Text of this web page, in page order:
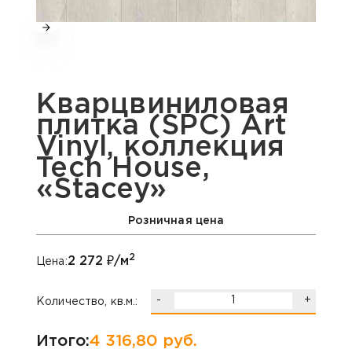
Кварцвиниловая
плитка (SPC) Art
Vinyl, коллекция
Tech House,
«Stacey»
Розничная цена
Цена:2 272 ₽/м2
Количество, кв.м.: - +
Итого:4 316,80 руб.